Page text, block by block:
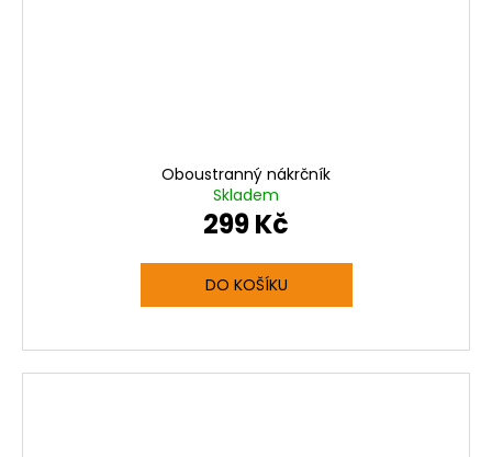
Oboustranný nákrčník
Skladem
299 Kč
DO KOŠÍKU